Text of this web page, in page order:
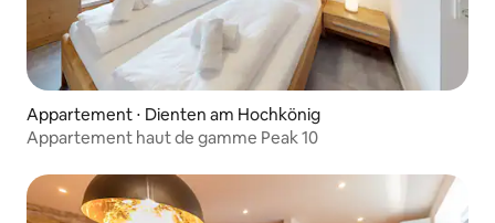
Appartement ⋅ Dienten am Hochkönig
Appartement haut de gamme Peak 10